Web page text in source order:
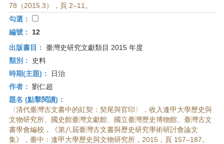
78（2015.3），頁 2–11。
勾選：
編號：
12
出版書目： 臺灣史研究文獻類目 2015 年度
類別：
史料
時期(主題)：
日治
作者： 劉仁超
題名 (點擊閱讀)：
〈清代臺灣古文書中的紅契：契尾與官印〉，收入逢甲大學歷史與
文物研究所、國史館臺灣文獻館、國立臺灣歷史博物館、臺灣古文
書學會編校，《第八屆臺灣古文書與歷史研究學術研討會論文
集》，臺中：逢甲大學歷史與文物研究所，2015，頁 157–187。